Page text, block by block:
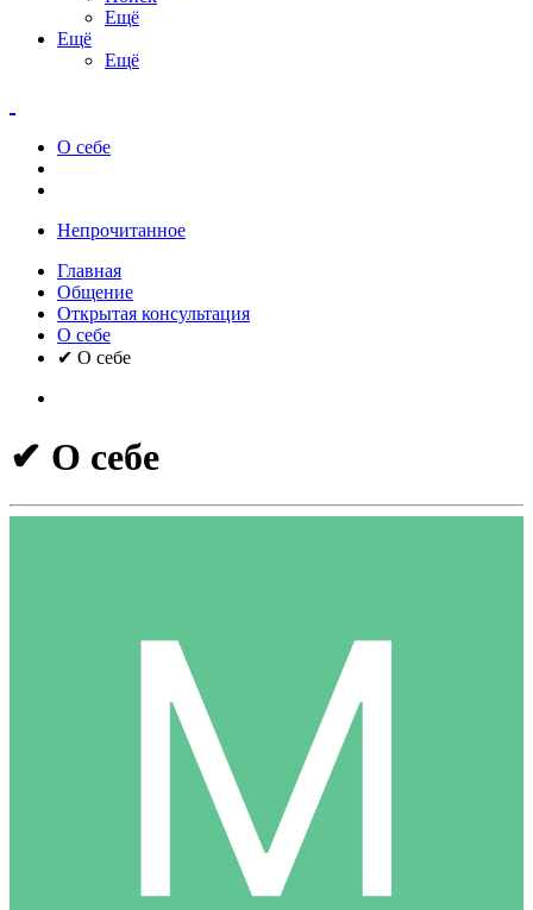
Ещё
Ещё
Ещё
О себе
Непрочитанное
Главная
Общение
Открытая консультация
О себе
✔ О себе
✔ О себе